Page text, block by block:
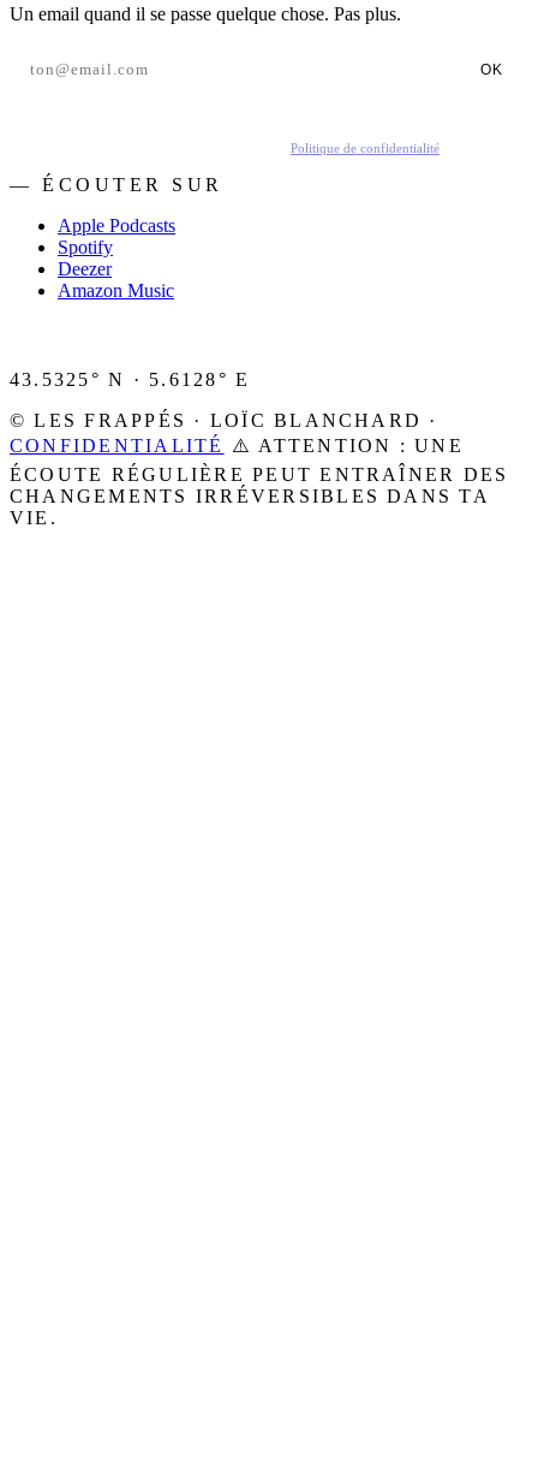
Un email quand il se passe quelque chose. Pas plus.
OK
Politique de confidentialité
— ÉCOUTER SUR
Apple Podcasts
Spotify
Deezer
Amazon Music
43.5325° N · 5.6128° E
© LES FRAPPÉS · LOÏC BLANCHARD ·
CONFIDENTIALITÉ
⚠️ ATTENTION : UNE
ÉCOUTE RÉGULIÈRE PEUT ENTRAÎNER DES
CHANGEMENTS IRRÉVERSIBLES DANS TA
VIE.